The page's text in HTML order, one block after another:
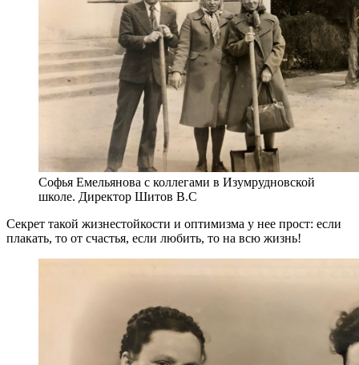
Софья Емельянова с коллегами в Изумрудновской
школе. Директор Шитов В.С
Секрет такой жизнестойкости и оптимизма у нее прост: если
плакать, то от счастья, если любить, то на всю жизнь!